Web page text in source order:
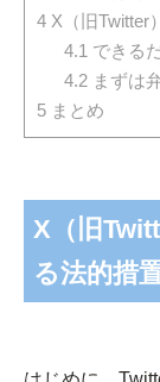
4 X（旧Twitter
4.1 できる
4.2まずは
5 まとめ
X（旧
る法的措